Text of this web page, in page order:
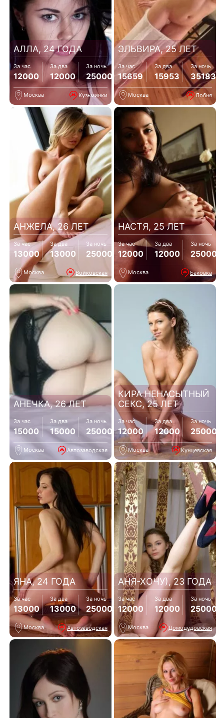
АЛЛА, 24 ГОДА
За час
12000
За два
12000
За ночь
25000
Москва Кузьминки
ЭЛЬВИРА, 25 ЛЕТ
За час
15659
За два
15953
За ночь
35183
Москва Лобня
АНЖЕЛА, 26 ЛЕТ
За час
13000
За два
13000
За ночь
25000
Москва Войковская
НАСТЯ, 25 ЛЕТ
За час
12000
За два
12000
За ночь
25000
Москва Баковка
АНЕЧКА, 26 ЛЕТ
За час
15000
За два
15000
За ночь
25000
Москва Автозаводская
КИРА НЕНАСЫТНЫЙ
СЕКС, 25 ЛЕТ
За час
12000
За два
12000
За ночь
25000
Москва Кунцевская
ЯНА, 24 ГОДА
За час
13000
За два
13000
За ночь
25000
Москва Автозаводская
АНЯ-ХОЧУ), 23 ГОДА
За час
12000
За два
12000
За ночь
25000
Москва Домодедовская